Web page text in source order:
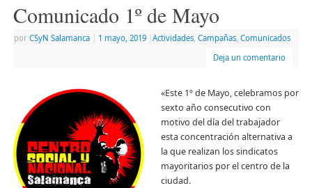
Comunicado 1º de Mayo
por CSyN Salamanca 1 mayo, 2019 Actividades, Campañas, Comunicados
Deja un comentario
«Este 1º de Mayo, celebramos por
sexto año consecutivo con
motivo del día del trabajador
esta concentración alternativa a
la que realizan los sindicatos
mayoritarios por el centro de la
ciudad.